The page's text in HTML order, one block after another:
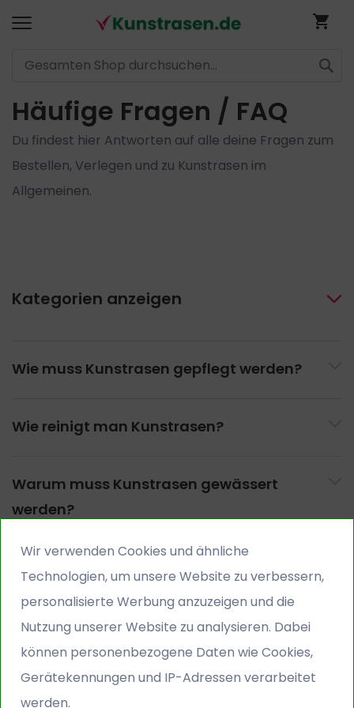
Wir verwenden Cookies und ähnliche
Technologien, um unsere Website zu verbessern,
personalisierte Werbung anzuzeigen und die
Nutzung unserer Website zu analysieren. Dabei
können personenbezogene Daten wie Cookies,
Gerätekennungen und IP-Adressen verarbeitet
werden.
Direkt
zum
Inhalt
Häufige Fragen / FAQ
Du findest hier Antworten auf alle deine Fragen zum
Bestellen, Verlegen und zu Kunstrasen im
Allgemeinen.
Kategorien anzeigen
Generelles & Auswahl
Kosten & Wirtschaftlichkeit
Vorbereitung des Untergrunds
Verlegung Schritt für Schritt
Pflege & Reinigung
Regelmäßige Pflege
Hygiene & spezielle Situationen
Nutzung & Sicherheit
Wie muss Kunstrasen gepflegt werden?
Wie reinigt man Kunstrasen?
Warum muss Kunstrasen gewässert
werden?
Unser Kundendienst hilft Ihnen den
passenden Kunstrasen für Sie zu finden
Unser Kundendienst ist werktags zwischen 9.00-
17.00Uhr zu erreichen. Wir freuen uns auf Ihren Anruf!